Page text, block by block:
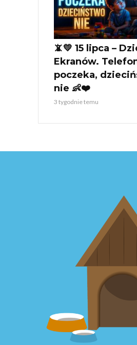
📵💛 15 lipca –
Ekranów.
poczeka,
nie 👶❤️
3 tygodnie temu